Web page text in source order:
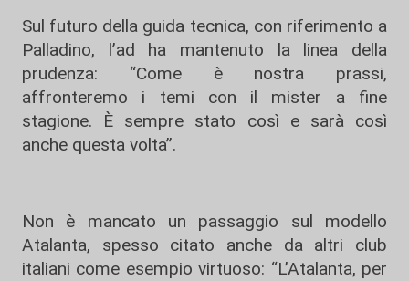
Sul futuro della guida tecnica, con riferimento a
Palladino, l’ad ha mantenuto la linea della
prudenza: “Come è nostra prassi,
affronteremo i temi con il mister a fine
stagione. È sempre stato così e sarà così
anche questa volta”.
Non è mancato un passaggio sul modello
Atalanta, spesso citato anche da altri club
italiani come esempio virtuoso: “L’Atalanta, per